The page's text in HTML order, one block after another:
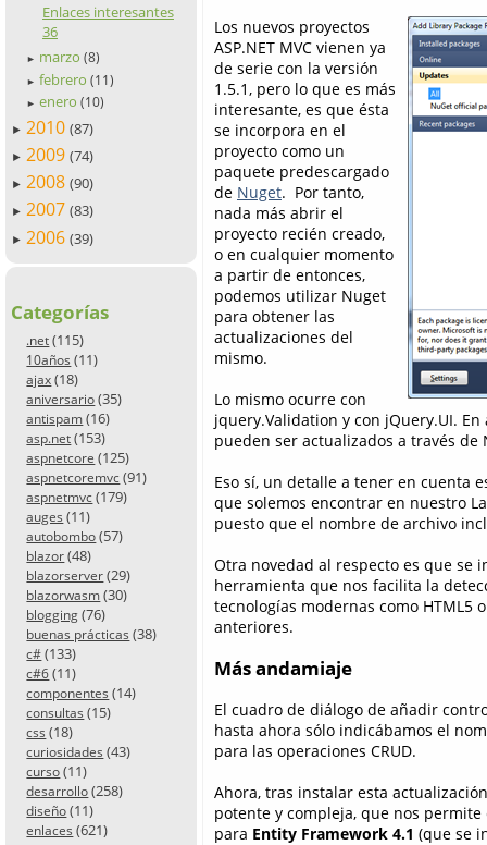
Enlaces interesantes
36
► marzo (8)
► febrero (11)
► enero (10)
► 2010 (87)
► 2009 (74)
► 2008 (90)
► 2007 (83)
► 2006 (39)
Categorías
.net (115)
10años (11)
ajax (18)
aniversario (35)
antispam (16)
asp.net (153)
aspnetcore (125)
aspnetcoremvc (91)
aspnetmvc (179)
auges (11)
autobombo (57)
blazor (48)
blazorserver (29)
blazorwasm (30)
blogging (76)
buenas prácticas (38)
c# (133)
c#6 (11)
componentes (14)
consultas (15)
css (18)
curiosidades (43)
curso (11)
desarrollo (258)
diseño (11)
enlaces (621)
Los nuevos proyectos
ASP.NET MVC vienen ya
de serie con la versión
1.5.1, pero lo que es más
interesante, es que ésta
se incorpora en el
proyecto como un
paquete predescargado
de Nuget. Por tanto,
nada más abrir el
proyecto recién creado,
o en cualquier momento
a partir de entonces,
podemos utilizar Nuget
para obtener las
actualizaciones del
mismo.
Lo mismo ocurre con
jquery.Validation y con jQuery.UI.
pueden ser actualizados a través de
Eso sí, un detalle a tener en cuenta
que solemos encontrar en nuestro
puesto que el nombre de archivo
Otra novedad al respecto es que se
herramienta que nos facilita la
tecnologías modernas como HTML5
anteriores.
Más andamiaje
El cuadro de diálogo de añadir
hasta ahora sólo indicábamos el
para las operaciones CRUD.
Ahora, tras instalar esta
potente y compleja, que nos
para Entity Framework 4.1 (que se